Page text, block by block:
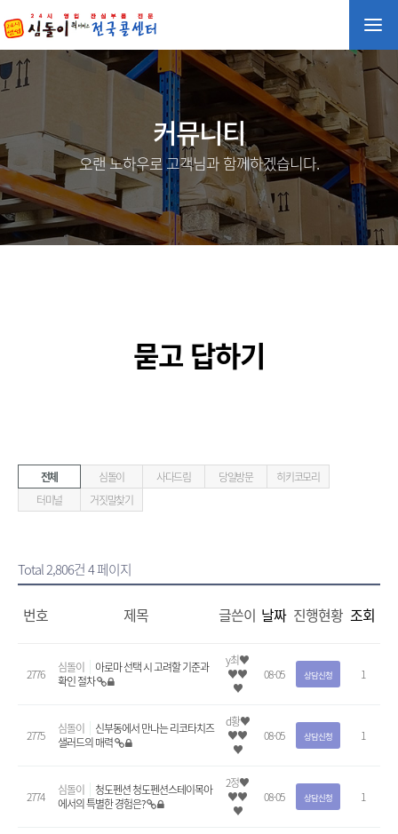
커뮤니티
오랜 노하우로 고객님과 함께하겠습니다.
묻고 답하기
전체 심돌이 사다드림 당일방문
히키코모리
터미널
거짓말찾기
Total 2,806건4 페이지
번호 제목 글쓴이 날짜 진행현황 조회
2776 심돌이
아로마 선택 시 고려할 기준과
확인 절차
y최♥
♥♥
♥
08-05 상담신청 1
2775 심돌이
신부동에서 만나는 리코타치즈
샐러드의 매력
d황♥
♥♥
♥
08-05 상담신청 1
2774 심돌이
청도펜션 청도펜션스테이목아
에서의 특별한 경험은?
2정♥
♥♥
♥
08-05 상담신청 1